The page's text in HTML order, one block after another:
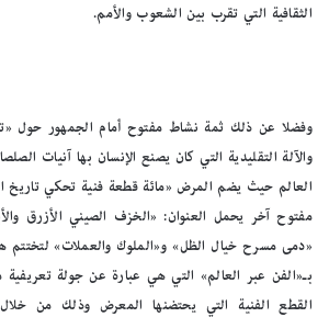
الثقافية التي تقرب بين الشعوب والأمم.
وفضلا عن ذلك ثمة نشاط مفتوح أمام الجمهور حول
والآلة التقليدية التي كان يصنع الإنسان بها آنيات
العالم حيث يضم المرض «مائة قطعة فنية تحكي تاريخ
مفتوح آخر يحمل العنوان: «الخزف الصيني الأزرق
«دمى مسرح خيال الظل» و«الملوك والعملات» لتختتم
بـ«الفن عبر العالم» التي هي عبارة عن جولة تعريفية
القطع الفنية التي يحتضنها المعرض وذلك من